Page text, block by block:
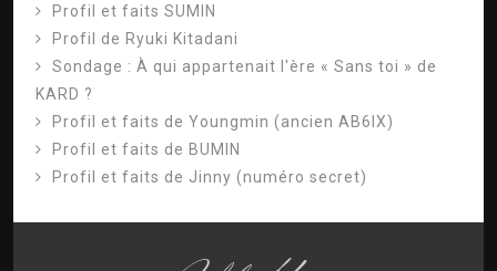
Profil et faits SUMIN
Profil de Ryuki Kitadani
Sondage : À qui appartenait l'ère « Sans toi » de
KARD ?
Profil et faits de Youngmin (ancien AB6IX)
Profil et faits de BUMIN
Profil et faits de Jinny (numéro secret)